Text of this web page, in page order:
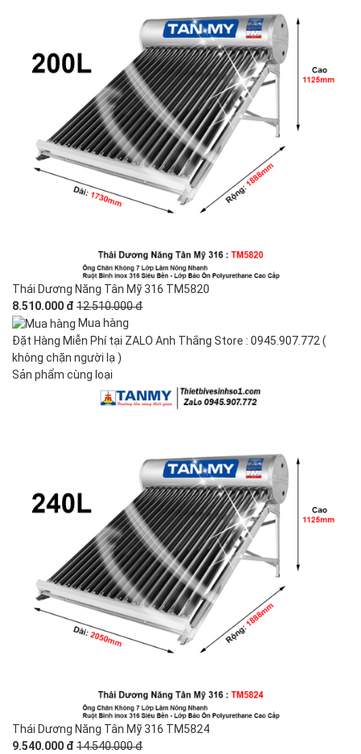
Thái Dương Năng Tân Mỹ 316 TM5820
8.510.000 đ 12.510.000 đ
Mua hàng
Đặt Hàng Miễn Phí tại ZALO Anh Thắng Store : 0945.907.772 (
không chặn người lạ )
Sản phẩm cùng loại
Thái Dương Năng Tân Mỹ 316 TM5824
9.540.000 đ 14.540.000 đ